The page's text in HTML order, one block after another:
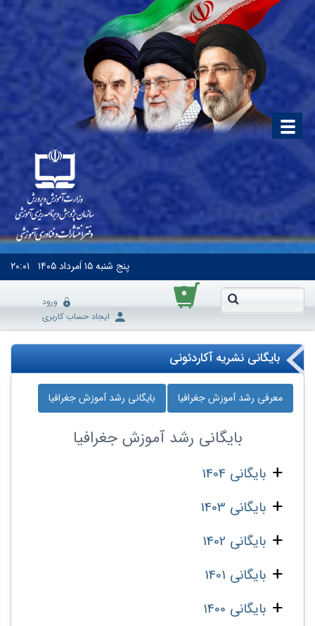
پنج شنبه۱۵ اَمرداد ۱۴۰۵ ۲۰:۰۱
۰
ورود
ایجاد حساب کاربری
بایگانی نشریه آکاردئونی
معرفی رشد آموزش جغرافیا بایگانی رشد آموزش جغرافیا
بایگانی رشد آموزش جغرافیا
بایگانی 1404
بایگانی 1403
بایگانی 1402
بایگانی 1401
بایگانی 1400